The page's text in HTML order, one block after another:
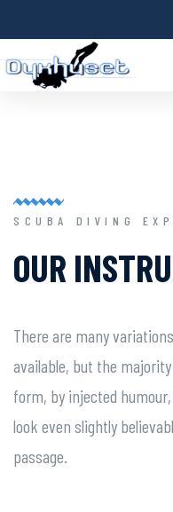
SCUBA DIVING
OUR
There are many
available, but the
form, by injected
look even slightly
passage.